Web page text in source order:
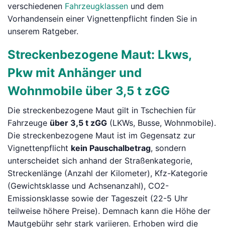
verschiedenen Fahrzeugklassen und dem
Vorhandensein einer Vignettenpflicht finden Sie in
unserem Ratgeber.
Streckenbezogene Maut: Lkws,
Pkw mit Anhänger und
Wohnmobile über 3,5 t zGG
Die streckenbezogene Maut gilt in Tschechien für
Fahrzeuge über 3,5 t zGG (LKWs, Busse, Wohnmobile).
Die streckenbezogene Maut ist im Gegensatz zur
Vignettenpflicht kein Pauschalbetrag, sondern
unterscheidet sich anhand der Straßenkategorie,
Streckenlänge (Anzahl der Kilometer), Kfz-Kategorie
(Gewichtsklasse und Achsenanzahl), CO2-
Emissionsklasse sowie der Tageszeit (22-5 Uhr
teilweise höhere Preise). Demnach kann die Höhe der
Mautgebühr sehr stark variieren. Erhoben wird die